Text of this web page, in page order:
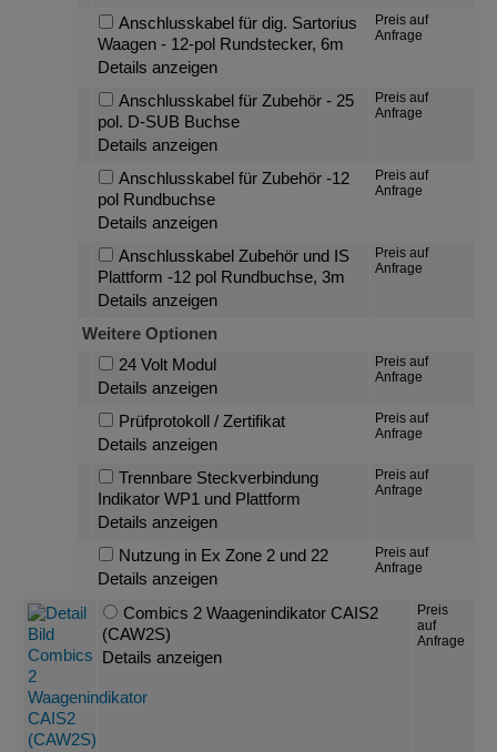
Anschlusskabel für dig. Sartorius
Waagen - 12-pol Rundstecker, 6m
Details anzeigen
Preis auf
Anfrage
Anschlusskabel für Zubehör - 25
pol. D-SUB Buchse
Details anzeigen
Preis auf
Anfrage
Anschlusskabel für Zubehör -12
pol Rundbuchse
Details anzeigen
Preis auf
Anfrage
Anschlusskabel Zubehör und IS
Plattform -12 pol Rundbuchse, 3m
Details anzeigen
Preis auf
Anfrage
Weitere Optionen
24 Volt Modul
Details anzeigen
Preis auf
Anfrage
Prüfprotokoll / Zertifikat
Details anzeigen
Preis auf
Anfrage
Trennbare Steckverbindung
Indikator WP1 und Plattform
Details anzeigen
Preis auf
Anfrage
Nutzung in Ex Zone 2 und 22
Details anzeigen
Preis auf
Anfrage
Combics 2 Waagenindikator CAIS2
(CAW2S)
Details anzeigen
Preis
auf
Anfrage